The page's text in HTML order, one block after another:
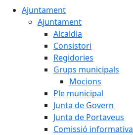
Ajuntament
Ajuntament
Alcaldia
Consistori
Regidories
Grups municipals
Mocions
Ple municipal
Junta de Govern
Junta de Portaveus
Comissió informativa